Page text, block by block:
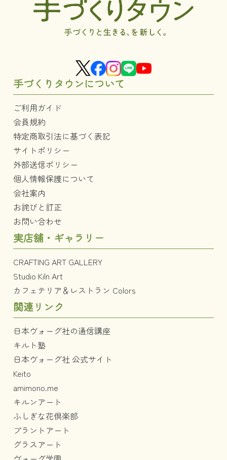
手づくりタウンについて
ご利用ガイド
会員規約
特定商取引法に基づく表記
サイトポリシー
外部送信ポリシー
個人情報保護について
会社案内
お詫びと訂正
お問い合わせ
実店舗・ギャラリー
CRAFTING ART GALLERY
Studio Kiln Art
カフェテリア＆レストラン Colors
関連リンク
日本ヴォーグ社の通信講座
キルト塾
日本ヴォーグ社 公式サイト
Keito
amimono.me
キルンアート
ふしぎな花倶楽部
プラントアート
グラスアート